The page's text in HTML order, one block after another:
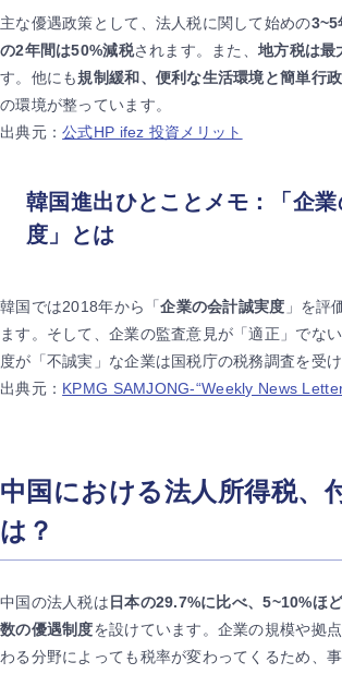
主な優遇政策として、法人税に関して始めの3~5
の2年間は50%減税されます。また、地方税は最
す。他にも規制緩和、便利な生活環境と簡単行
の環境が整っています。
出典元：公式HP ifez 投資メリット
韓国進出ひとことメモ：「企
度」とは
韓国では2018年から「企業の会計誠実度 」を評
ます。そして、企業の監査意見が「適正」でな
度が「不誠実」な企業は国税庁の税務調査を受
出典元： KPMG SAMJONG-“Weekly News
中国における法人所得税、
は？
中国の法人税は 日本の29.7%に比べ、5~10%ほ
数の優遇制度を設けています。企業の規模や拠
わる分野によっても税率が変わってくるため、